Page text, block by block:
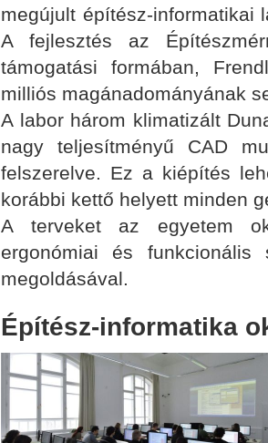
megújult építész-informatikai
A fejlesztés az
támogatási formában,
milliós magánadományának
A labor három klimatizált
nagy teljesítményű CAD
felszerelve. Ez a kiépítés
korábbi kettő helyett minden
A terveket az egyetem
ergonómiai és funkcionális
megoldásával.
Építész-informatika